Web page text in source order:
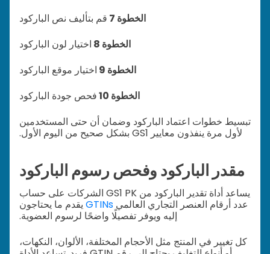
الخطوة 7
قم بتأليف نص الباركود
الخطوة 8
اختيار لون الباركود
الخطوة 9
اختيار موقع الباركود
الخطوة 10
فحص جودة الباركود
تبسيط خطوات اعتماد الباركود وضمان أن حتى المستخدمين
لأول مرة ينفذون معايير GS1 بشكل صحيح من اليوم الأول.
مقدر الباركود وفحص رسوم الباركود
يساعد أداة تقدير الباركود من GS1 PK الشركات على حساب
عدد أرقام العنصر التجاري العالمي GTINsيقدم ما يحتاجون
إليه ويوفر تفصيلًا واضحًا لرسوم العضوية.
كل تغيير في المنتج مثل الأحجام المختلفة، الألوان، النكهات،